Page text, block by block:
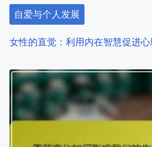
自爱与个人发展
女性的直觉：利用内在智慧促进